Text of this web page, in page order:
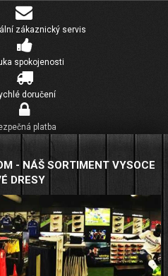
zákaznický servis
spokojenosti
doručení
platba
- NÁŠ SORTIMENT VYSOCE
DRESY